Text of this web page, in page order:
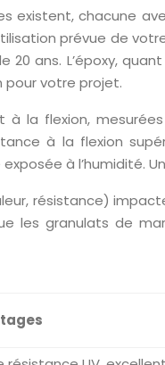
existent, chacune
prévue de
20 ans. L’époxy,
pour votre projet.
la flexion,
à la flexion
à l’humidité.
résistance)
les granulats de